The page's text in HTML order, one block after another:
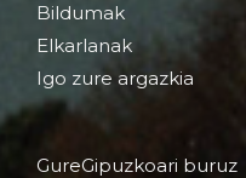
Bildumak
Elkarlanak
Igo zure argazkia
GureGipuzkoari buruz